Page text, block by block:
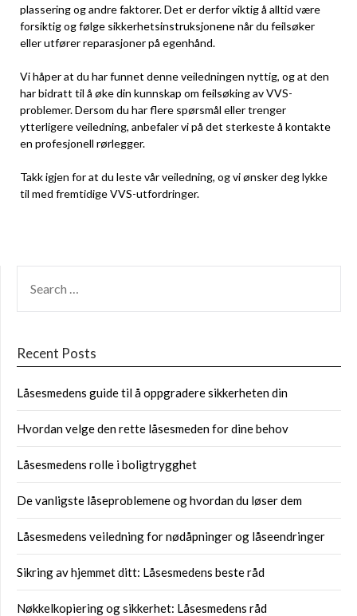
plassering og andre ‌faktorer. Det er derfor viktig å alltid‌ være
forsiktig og følge sikkerhetsinstruksjonene ⁤når du feilsøker
eller utfører⁤ reparasjoner på egenhånd.
Vi håper at du har funnet denne veiledningen‌ nyttig, ⁢og at ⁤den
⁣har bidratt til å øke din ​kunnskap om feilsøking av VVS-
problemer. Dersom du har flere spørsmål eller trenger
ytterligere⁤ veiledning, anbefaler vi på det sterkeste å kontakte
en ‌profesjonell rørlegger.
Takk‍ igjen for at du leste vår veiledning, og vi ønsker deg lykke
til med fremtidige VVS-utfordringer.
FOR:
Recent Posts
Låsesmedens guide til å oppgradere sikkerheten din
Hvordan velge den rette låsesmeden for dine behov
Låsesmedens rolle i boligtrygghet
De vanligste låseproblemene og hvordan du løser dem
Låsesmedens veiledning for nødåpninger og låseendringer
Sikring av hjemmet ditt: Låsesmedens beste råd
Nøkkelkopiering og sikkerhet: Låsesmedens råd